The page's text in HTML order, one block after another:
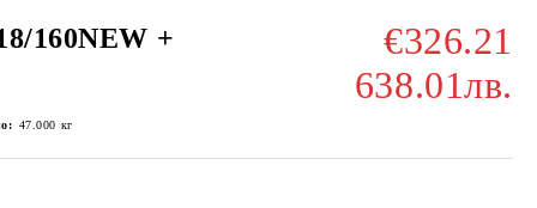
160NEW +
€326.21
638.01лв.
47.000 кг